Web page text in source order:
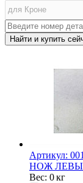
Артикул:
НОЖ
Вес: 0 кг